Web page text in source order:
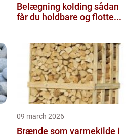
Belægning kolding sådan
får du holdbare og flotte...
09 march 2026
Brænde som varmekilde i